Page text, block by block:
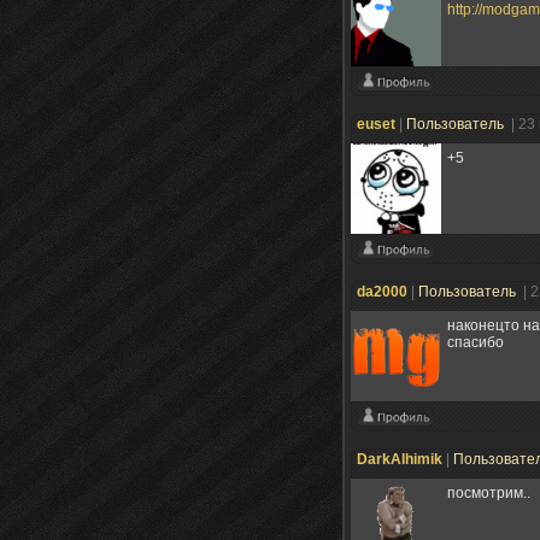
http://
euset Пользователь
|
+5
da2000 Пользователь
|
наконецто
спасибо
DarkAlhimik
посмотрим..